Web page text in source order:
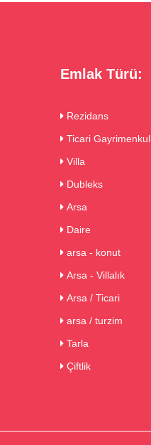
Emlak Türü:
Rezidans
Ticari Gayrimenkul
Villa
Dubleks
Arsa
Daire
arsa - konut
Arsa - Villalık
Arsa / Ticari
arsa / turzim
Tarla
Çiftlik